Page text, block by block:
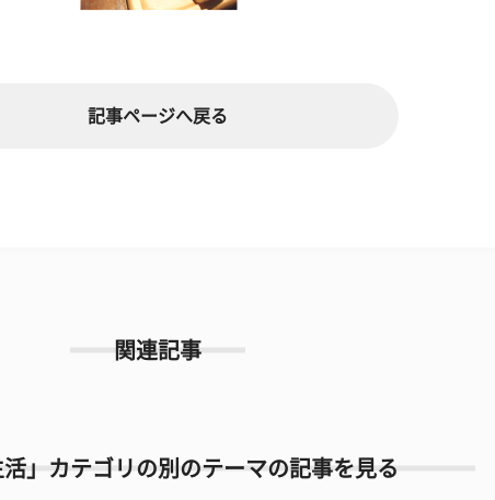
記事ページへ戻る
関連記事
活」カテゴリの別のテーマの記事を見る